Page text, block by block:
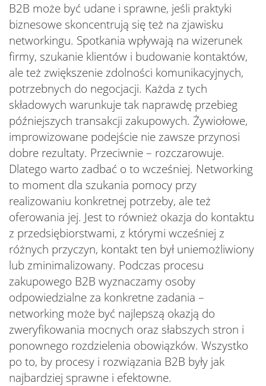
B2B może być udane i sprawne, jeśli praktyki
biznesowe skoncentrują się też na zjawisku
networkingu. Spotkania wpływają na wizerunek
firmy, szukanie klientów i budowanie kontaktów,
ale też zwiększenie zdolności komunikacyjnych,
potrzebnych do negocjacji. Każda z tych
składowych warunkuje tak naprawdę przebieg
późniejszych transakcji zakupowych. Żywiołowe,
improwizowane podejście nie zawsze przynosi
dobre rezultaty. Przeciwnie – rozczarowuje.
Dlatego warto zadbać o to wcześniej. Networking
to moment dla szukania pomocy przy
realizowaniu konkretnej potrzeby, ale też
oferowania jej. Jest to również okazja do kontaktu
z przedsiębiorstwami, z którymi wcześniej z
różnych przyczyn, kontakt ten był uniemożliwiony
lub zminimalizowany. Podczas procesu
zakupowego B2B wyznaczamy osoby
odpowiedzialne za konkretne zadania –
networking może być najlepszą okazją do
zweryfikowania mocnych oraz słabszych stron i
ponownego rozdzielenia obowiązków. Wszystko
po to, by procesy i rozwiązania B2B były jak
najbardziej sprawne i efektowne.